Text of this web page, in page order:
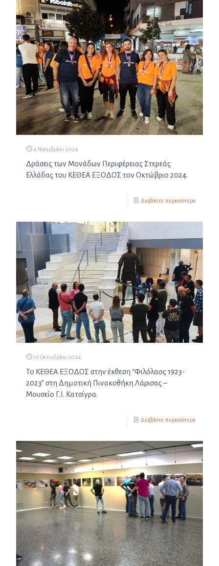
4 Νοεμβρίου 2024
Δράσεις των Μονάδων Περιφέρειας Στερεάς
Ελλάδας του ΚΕΘΕΑ ΕΞΟΔΟΣ τον Οκτώβριο 2024.
Διαβάστε περισσότερα
16 Οκτωβρίου 2024
Το ΚΕΘΕΑ ΕΞΟΔΟΣ στην έκθεση “Φιλόλαος 1923-
2023” στη Δημοτική Πινακοθήκη Λάρισας –
Μουσείο Γ.Ι. Κατσίγρα.
Διαβάστε περισσότερα